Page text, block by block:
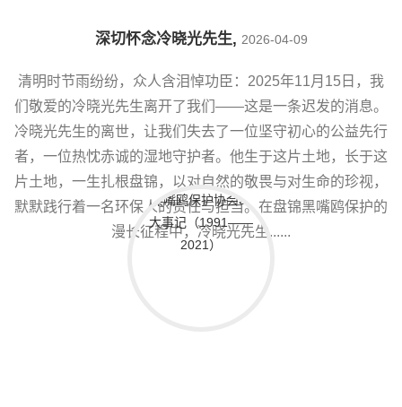
深切怀念冷晓光先生, 2026-04-09
清明时节雨纷纷，众人含泪悼功臣：2025年11月15日，我
们敬爱的冷晓光先生离开了我们——这是一条迟发的消息。
冷晓光先生的离世，让我们失去了一位坚守初心的公益先行
者，一位热忱赤诚的湿地守护者。他生于这片土地，长于这
片土地，一生扎根盘锦，以对自然的敬畏与对生命的珍视，
默默践行着一名环保人的责任与担当。在盘锦黑嘴鸥保护的
漫长征程中，冷晓光先生......